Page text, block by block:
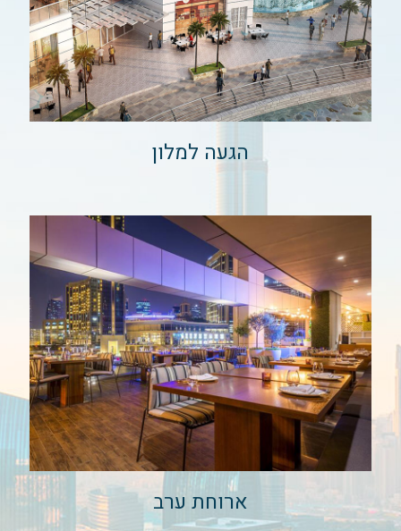
הגעה למלון
ארוחת ערב